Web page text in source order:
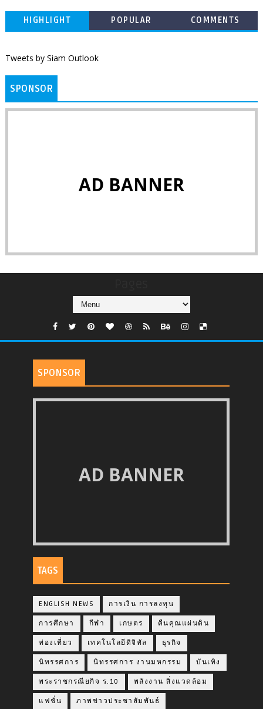
HIGHLIGHT POPULAR COMMENTS
Tweets by Siam Outlook
SPONSOR
AD BANNER
SPONSOR
AD BANNER
TAGS
ENGLISH NEWS การเงิน การลงทุน
การศึกษา กีฬา เกษตร คืนคุณแผ่นดิน
ท่องเที่ยว เทคโนโลยีดิจิทัล ธุรกิจ
นิทรรศการ นิทรรศการ งานมหกรรม บันเทิง
พระราชกรณียกิจ ร.10 พลังงาน สิ่งแวดล้อม
แฟชั่น ภาพข่าวประชาสัมพันธ์